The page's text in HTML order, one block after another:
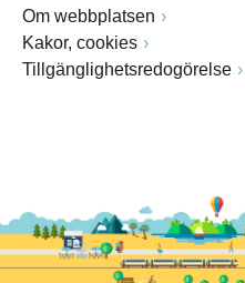
Om webbplatsen
Kakor, cookies
Tillgänglighetsredogörelse